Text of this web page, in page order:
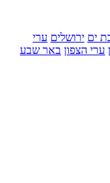
ערי
באר שבע